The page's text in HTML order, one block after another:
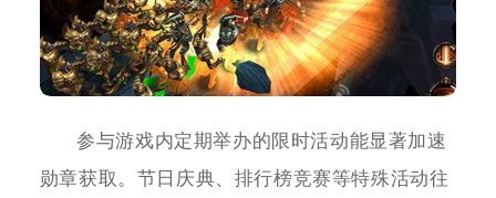
参与游戏内定期举办的限时活动能显著加速
勋章获取。节日庆典、排行榜竞赛等特殊活动往